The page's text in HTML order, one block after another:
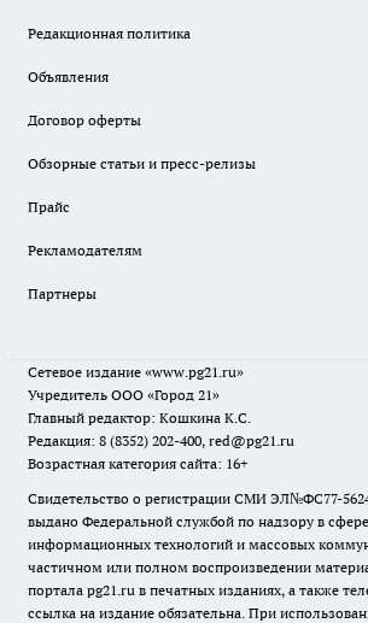
Редакционная политика
Объявления
Договор оферты
Обзорные статьи и пресс-релизы
Прайс
Рекламодателям
Партнеры
Сетевое издание «www.pg21.ru»
Учредитель ООО «Город 21»
Главный редактор: Кошкина К.С.
Редакция: 8 (8352) 202-400, red@pg21.ru
Возрастная категория сайта: 16+
Свидетельство о регистрации СМИ ЭЛ№ФС77-
выдано Федеральной службой по надзору в
информационных технологий и массовых
частичном или полном воспроизведении
портала pg21.ru в печатных изданиях, а также
ссылка на издание обязательна. При